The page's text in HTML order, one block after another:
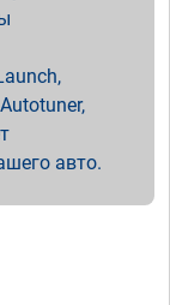
авто.